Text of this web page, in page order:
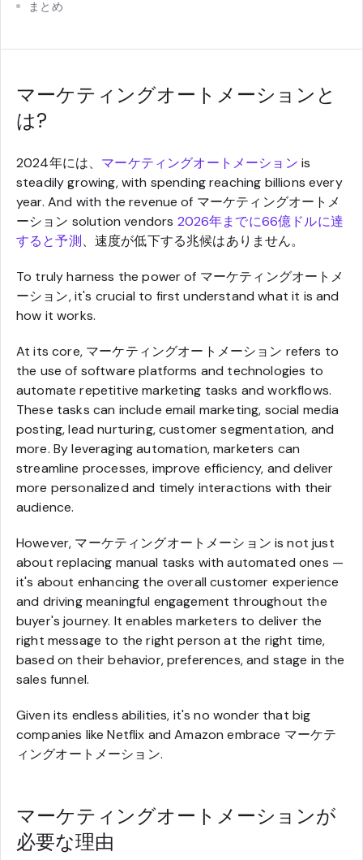
まとめ
マーケティングオートメーションと
は?
2024年には、 マーケティングオートメーション is
steadily growing, with spending reaching billions every
year. And with the revenue of マーケティングオートメ
ーション solution vendors 2026年までに66億ドルに達
すると予測 、速度が低下する兆候はありません。
To truly harness the power of マーケティングオートメ
ーション, it's crucial to first understand what it is and
how it works.
At its core, マーケティングオートメーション refers to
the use of software platforms and technologies to
automate repetitive marketing tasks and workflows.
These tasks can include email marketing, social media
posting, lead nurturing, customer segmentation, and
more. By leveraging automation, marketers can
streamline processes, improve efficiency, and deliver
more personalized and timely interactions with their
audience.
However, マーケティングオートメーション is not just
about replacing manual tasks with automated ones —
it's about enhancing the overall customer experience
and driving meaningful engagement throughout the
buyer's journey. It enables marketers to deliver the
right message to the right person at the right time,
based on their behavior, preferences, and stage in the
sales funnel.
Given its endless abilities, it's no wonder that big
companies like Netflix and Amazon embrace マーケテ
ィングオートメーション.
マーケティングオートメーションが
必要な理由